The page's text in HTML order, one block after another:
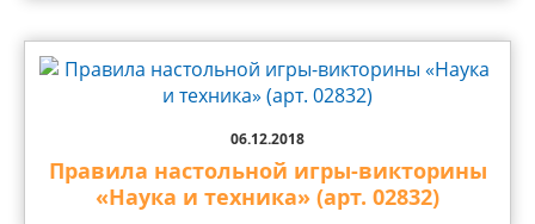
06.12.2018
Правила настольной игры-викторины
«Наука и техника» (арт. 02832)